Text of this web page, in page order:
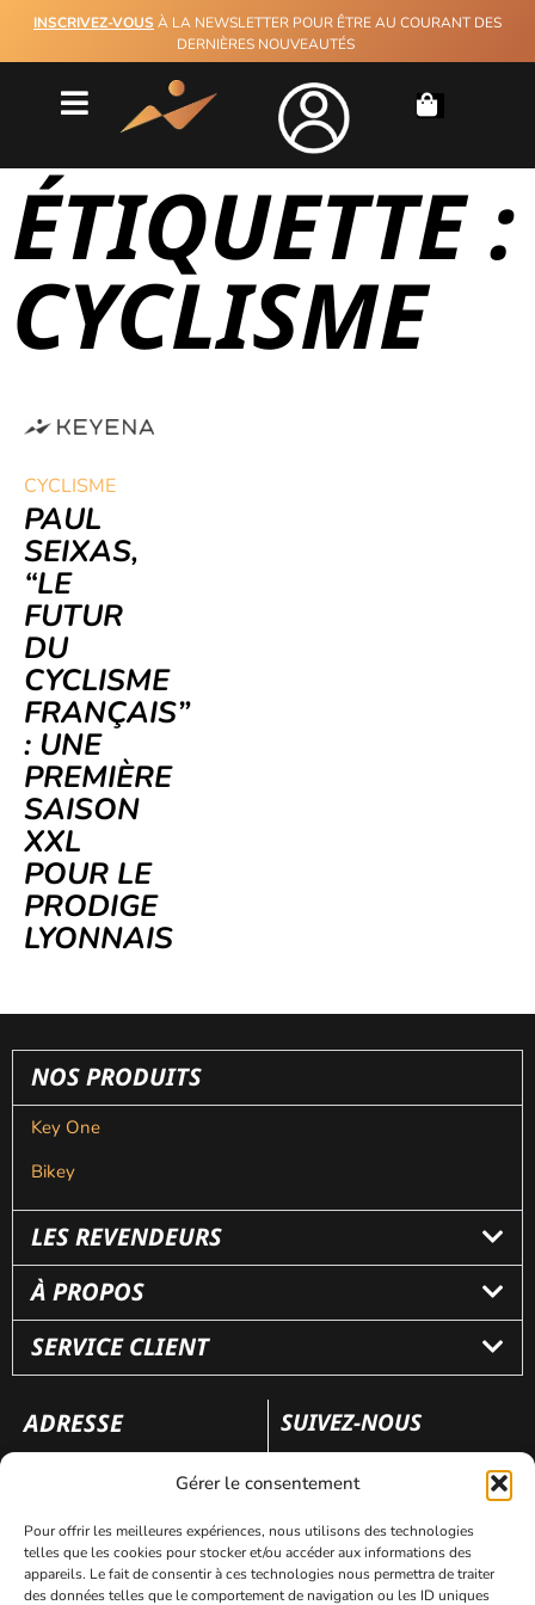
Gérer le consentement
Pour offrir les meilleures expériences, nous utilisons des technologies
telles que les cookies pour stocker et/ou accéder aux informations des
appareils. Le fait de consentir à ces technologies nous permettra de traiter
des données telles que le comportement de navigation ou les ID uniques
INSCRIVEZ-VOUS À LA NEWSLETTER POUR ÊTRE AU COURANT DES
DERNIÈRES NOUVEAUTÉS
ÉTIQUETTE :
CYCLISME
CYCLISME
PAUL
SEIXAS,
“LE
FUTUR
DU
CYCLISME
FRANÇAIS”
: UNE
PREMIÈRE
SAISON
XXL
POUR LE
PRODIGE
LYONNAIS
NOS PRODUITS
Key One
Bikey
LES REVENDEURS
À PROPOS
SERVICE CLIENT
ADRESSE
110 rue Frédéric Fays
SUIVEZ-NOUS
Mentions légales Politique de confidentialité